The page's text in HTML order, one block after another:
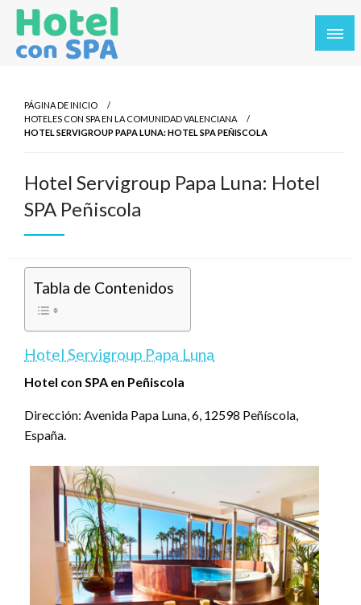
Saltar
contenido
PÁGINA DE INICIO
HOTELES CON SPA EN LA COMUNIDAD VALENCIANA
HOTEL SERVIGROUP PAPA LUNA: HOTEL SPA PEÑISCOLA
Hotel Servigroup Papa Luna: Hotel
SPA Peñiscola
Tabla de Contenidos
Hotel Servigroup Papa Luna
Hotel con SPA en Peñiscola
Dirección: Avenida Papa Luna, 6, 12598 Peñíscola,
España.